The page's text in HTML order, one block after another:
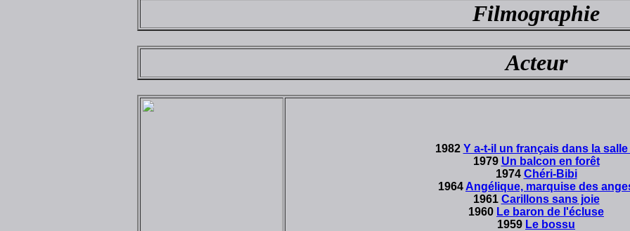
Filmographie
Acteur
1982 Y a-t-il un français dans la salle
1979 Un balcon en forêt
1974 Chéri-Bibi
1964 Angélique, marquise des
1961 Carillons sans joie
1960 Le baron de l'écluse
1959 Le bossu